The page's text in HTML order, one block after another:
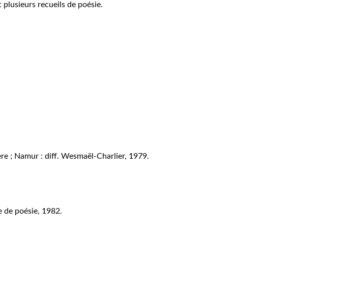
recueils de poésie.
; Namur : diff. Wesmaël-Charlier, 1979.
de poésie, 1982.